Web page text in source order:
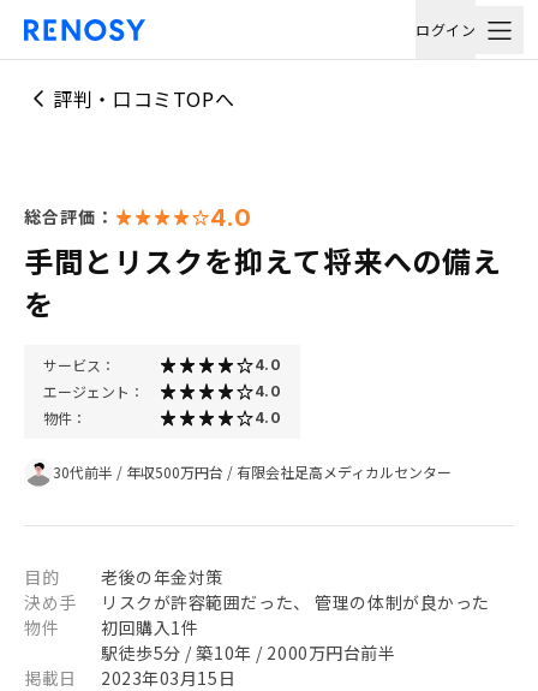
ログイン
評判・口コミTOPへ
総合評価： 4.0
手間とリスクを抑えて将来への備え
を
サービス： 4.0
エージェント： 4.0
物件： 4.0
30代前半 / 年収500万円台 / 有限会社足高メディカルセンター
目的
老後の年金対策
決め手
リスクが許容範囲だった、 管理の体制が良かった
物件
初回購入1件
駅徒歩5分 / 築10年 / 2000万円台前半
掲載日
2023年03月15日